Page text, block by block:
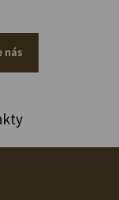
nás